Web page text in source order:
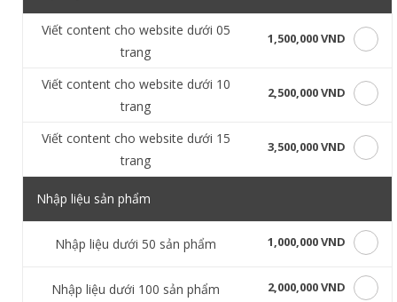
Viết content cho website dưới 05
trang
1,500,000 VND
Viết content cho website dưới 10
trang
2,500,000 VND
Viết content cho website dưới 15
trang
3,500,000 VND
Nhập liệu sản phẩm
Nhập liệu dưới 50 sản phẩm 1,000,000 VND
Nhập liệu dưới 100 sản phẩm 2,000,000 VND